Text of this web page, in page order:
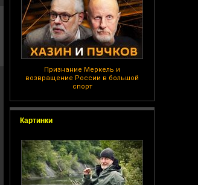
Признание Меркель и
возвращение России в большой
спорт
Картинки